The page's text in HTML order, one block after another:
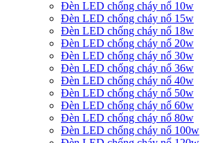
Đèn LED chống cháy nổ 10w
Đèn LED chống cháy nổ 15w
Đèn LED chống cháy nổ 18w
Đèn LED chống cháy nổ 20w
Đèn LED chống cháy nổ 30w
Đèn LED chống cháy nổ 36w
Đèn LED chống cháy nổ 40w
Đèn LED chống cháy nổ 50w
Đèn LED chống cháy nổ 60w
Đèn LED chống cháy nổ 80w
Đèn LED chống cháy nổ 100w